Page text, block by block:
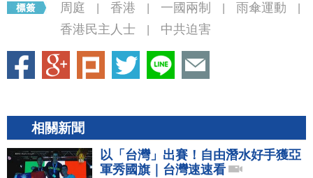
周庭 香港 一國兩制 雨傘運動
香港民主人士 中共迫害
相關新聞
以「台灣」出賽！自由潛水好手獲亞
軍秀國旗｜台灣速速看